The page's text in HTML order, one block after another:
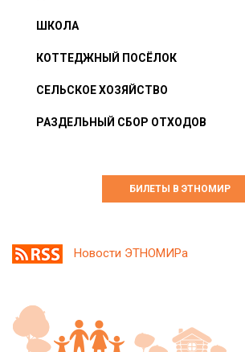
ШКОЛА
КОТТЕДЖНЫЙ ПОСЁЛОК
СЕЛЬСКОЕ ХОЗЯЙСТВО
РАЗДЕЛЬНЫЙ СБОР ОТХОДОВ
БИЛЕТЫ В ЭТНОМИР
Новости ЭТНОМИРа